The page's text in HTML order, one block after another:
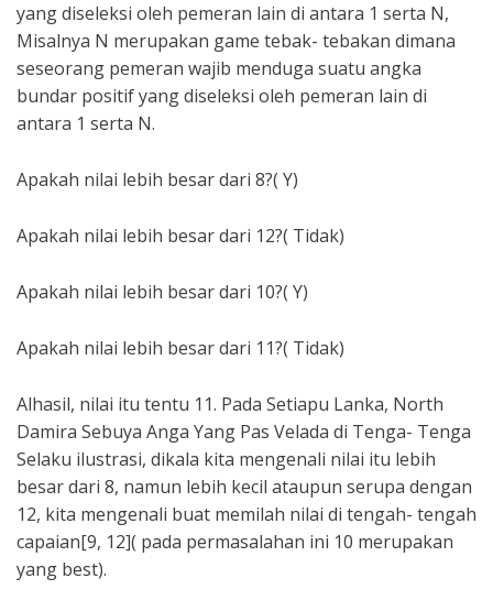
yang diseleksi oleh pemeran lain di antara 1 serta N,
Misalnya N merupakan game tebak- tebakan dimana
seseorang pemeran wajib menduga suatu angka
bundar positif yang diseleksi oleh pemeran lain di
antara 1 serta N.
Apakah nilai lebih besar dari 8?( Y)
Apakah nilai lebih besar dari 12?( Tidak)
Apakah nilai lebih besar dari 10?( Y)
Apakah nilai lebih besar dari 11?( Tidak)
Alhasil, nilai itu tentu 11. Pada Setiapu Lanka, North
Damira Sebuya Anga Yang Pas Velada di Tenga- Tenga
Selaku ilustrasi, dikala kita mengenali nilai itu lebih
besar dari 8, namun lebih kecil ataupun serupa dengan
12, kita mengenali buat memilah nilai di tengah- tengah
capaian[9, 12]( pada permasalahan ini 10 merupakan
yang best).